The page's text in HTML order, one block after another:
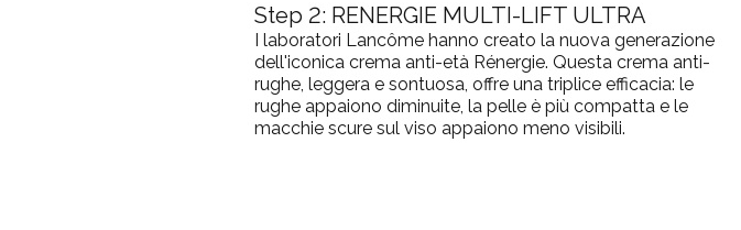
Step 2: RENERGIE MULTI-LIFT ULTRA
I laboratori Lancôme hanno creato la nuova generazione
dell'iconica crema anti-età Rénergie. Questa crema anti-
rughe, leggera e sontuosa, offre una triplice efficacia: le
rughe appaiono diminuite, la pelle è più compatta e le
macchie scure sul viso appaiono meno visibili.